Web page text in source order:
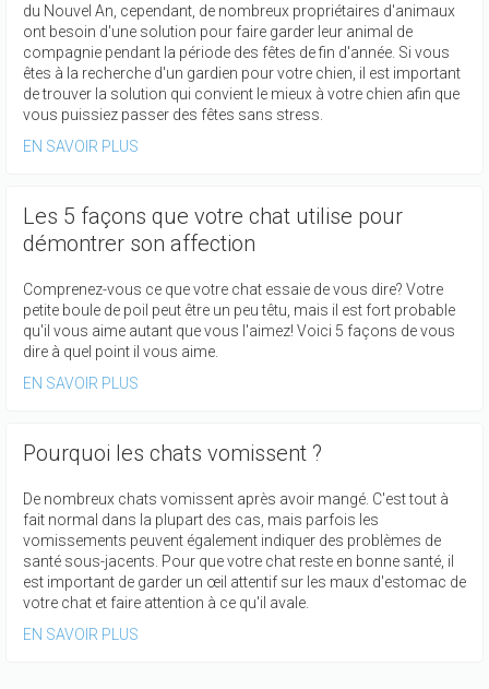
du Nouvel An, cependant, de nombreux propriétaires d'animaux
ont besoin d'une solution pour faire garder leur animal de
compagnie pendant la période des fêtes de fin d'année. Si vous
êtes à la recherche d'un gardien pour votre chien, il est important
de trouver la solution qui convient le mieux à votre chien afin que
vous puissiez passer des fêtes sans stress.
EN SAVOIR PLUS
Les 5 façons que votre chat utilise pour
démontrer son affection
Comprenez-vous ce que votre chat essaie de vous dire? Votre
petite boule de poil peut être un peu têtu, mais il est fort probable
qu'il vous aime autant que vous l'aimez! Voici 5 façons de vous
dire à quel point il vous aime.
EN SAVOIR PLUS
Pourquoi les chats vomissent ?
De nombreux chats vomissent après avoir mangé. C'est tout à
fait normal dans la plupart des cas, mais parfois les
vomissements peuvent également indiquer des problèmes de
santé sous-jacents. Pour que votre chat reste en bonne santé, il
est important de garder un œil attentif sur les maux d'estomac de
votre chat et faire attention à ce qu'il avale.
EN SAVOIR PLUS